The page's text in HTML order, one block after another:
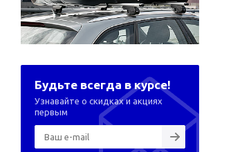
Будьте всегда в курсе!
Узнавайте о скидках и акциях
первым